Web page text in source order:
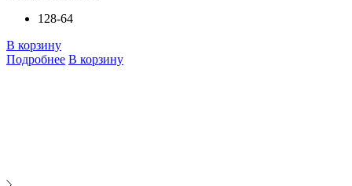
128-64
В корзину
Подробнее В корзину